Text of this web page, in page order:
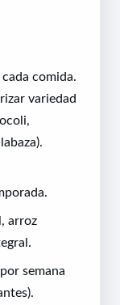
comida.
variedad
arroz
semana